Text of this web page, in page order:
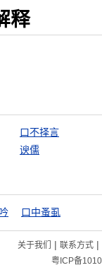
释
口不择言
谀儒
口中蚤虱
关于我们 | 联系方式|
粤ICP备